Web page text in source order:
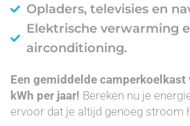
Opladers, televisies en
Elektrische verwarming
airconditioning.
Een gemiddelde
kWh per jaar! Bereken nu je
ervoor dat je altijd genoeg stroom